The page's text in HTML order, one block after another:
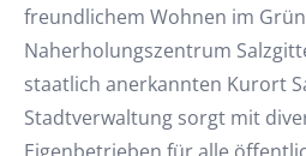
freundlichem Wohnen im
Naherholungszentrum
staatlich anerkannten Kurort
Stadtverwaltung sorgt mit